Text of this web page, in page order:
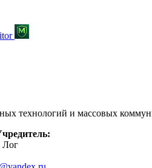
технологий и массовых
Лог